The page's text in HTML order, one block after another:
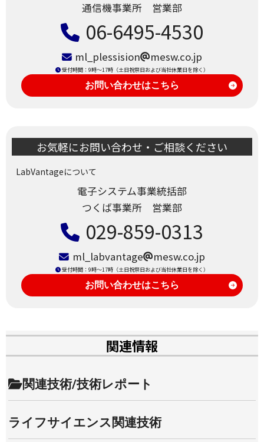
通信機事業所 営業部
06-6495-4530
ml_plessision mesw.co.jp
受付時間：9時～17時（土日祝祭日および当社休業日を除く）
お気軽にお問い合わせ・ご相談ください
LabVantageについて
電子システム事業統括部
つくば事業所 営業部
029-859-0313
ml_labvantage mesw.co.jp
受付時間：9時～17時（土日祝祭日および当社休業日を除く）
関連情報
関連技術/技術レポート
ライフサイエンス関連技術